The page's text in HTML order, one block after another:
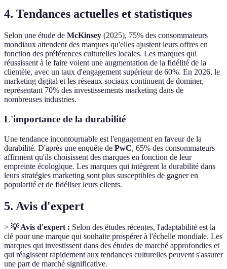
4. Tendances actuelles et statistiques
Selon une étude de McKinsey (2025), 75% des consommateurs
mondiaux attendent des marques qu'elles ajustent leurs offres en
fonction des préférences culturelles locales. Les marques qui
réussissent à le faire voient une augmentation de la fidélité de la
clientèle, avec un taux d'engagement supérieur de 60%. En 2026, le
marketing digital et les réseaux sociaux continuent de dominer,
représentant 70% des investissements marketing dans de
nombreuses industries.
L'importance de la durabilité
Une tendance incontournable est l'engagement en faveur de la
durabilité. D'après une enquête de PwC, 65% des consommateurs
affirment qu'ils choisissent des marques en fonction de leur
empreinte écologique. Les marques qui intègrent la durabilité dans
leurs stratégies marketing sont plus susceptibles de gagner en
popularité et de fidéliser leurs clients.
5. Avis d'expert
> 💡 Avis d'expert : Selon des études récentes, l'adaptabilité est la
clé pour une marque qui souhaite prospérer à l'échelle mondiale. Les
marques qui investissent dans des études de marché approfondies et
qui réagissent rapidement aux tendances culturelles peuvent s'assurer
une part de marché significative.